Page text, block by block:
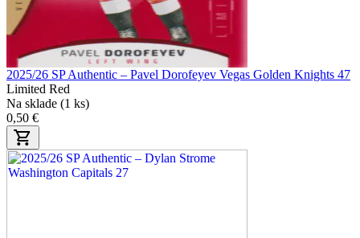
2025/26 SP Authentic – Pavel Dorofeyev Vegas Golden Knights 47
Limited Red
Na sklade (1 ks)
0,50 €